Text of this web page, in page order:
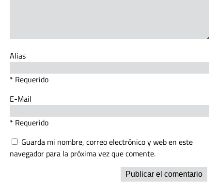
Alias
* Requerido
E-Mail
* Requerido
Guarda mi nombre, correo electrónico y web en este
navegador para la próxima vez que comente.